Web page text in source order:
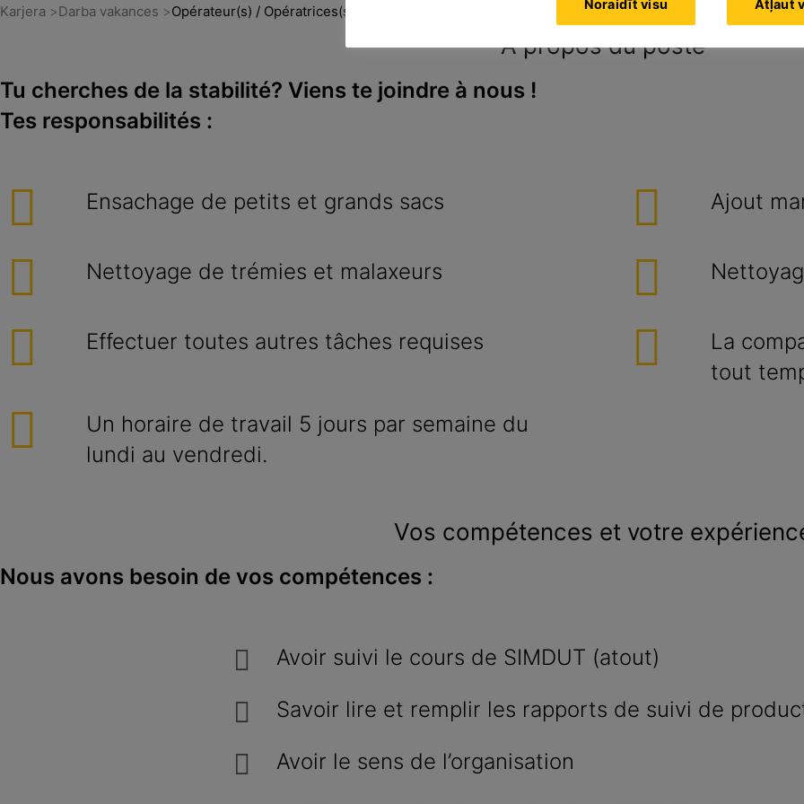
Karjera Darba vakances Opérateur(s) / Opératrices(s) (horaire de soir)
À propos du poste
Tu cherches de la stabilité? Viens te joindre à nous !
Tes responsabilités :
Ensachage de petits et grands sacs Ajout
Nettoyage de trémies et malaxeurs
Effectuer toutes autres tâches requises
La
tout
Un horaire de travail 5 jours par semaine du
lundi au vendredi.
Vos compétences et votre
Nous avons besoin de vos compétences :
Avoir suivi le cours de SIMDUT (atout)
Savoir lire et remplir les rapports de suivi de
Avoir le sens de l’organisation
Noraidīt visu Atļaut